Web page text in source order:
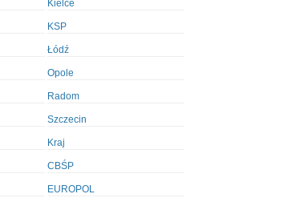
Kielce
KSP
Łódź
Opole
Radom
Szczecin
Kraj
CBŚP
EUROPOL